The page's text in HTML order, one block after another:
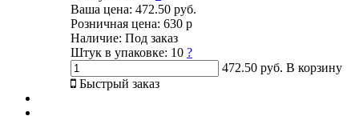
Ваша цена: 472.50 руб.
Розничная цена: 630 р
Наличие: Под заказ
Штук в упаковке: 10 ?
472.50 руб. В корзину
Быстрый заказ